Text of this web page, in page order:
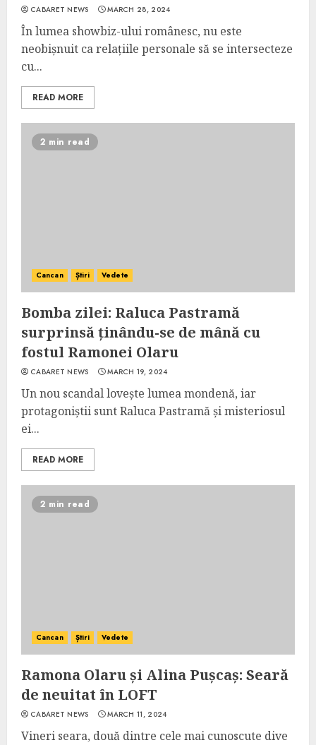
CABARET NEWS MARCH 28, 2024
În lumea showbiz-ului românesc, nu este
neobișnuit ca relațiile personale să se intersecteze
cu...
READ MORE
2 min read
Cancan Știri Vedete
Bomba zilei: Raluca Pastramă
surprinsă ținându-se de mână cu
fostul Ramonei Olaru
CABARET NEWS MARCH 19, 2024
Un nou scandal lovește lumea mondenă, iar
protagoniștii sunt Raluca Pastramă și misteriosul
ei...
READ MORE
2 min read
Cancan Știri Vedete
Ramona Olaru și Alina Pușcaș: Seară
de neuitat în LOFT
CABARET NEWS MARCH 11, 2024
Vineri seara, două dintre cele mai cunoscute dive